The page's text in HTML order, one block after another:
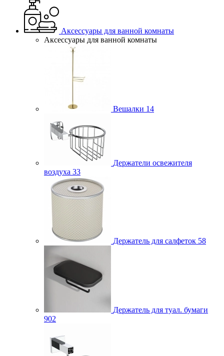
Аксессуары для ванной комнаты
Аксессуары для ванной комнаты
Вешалки 14
Держатели освежителя
воздуха 33
Держатель для салфеток 58
Держатель для туал. бумаги
902